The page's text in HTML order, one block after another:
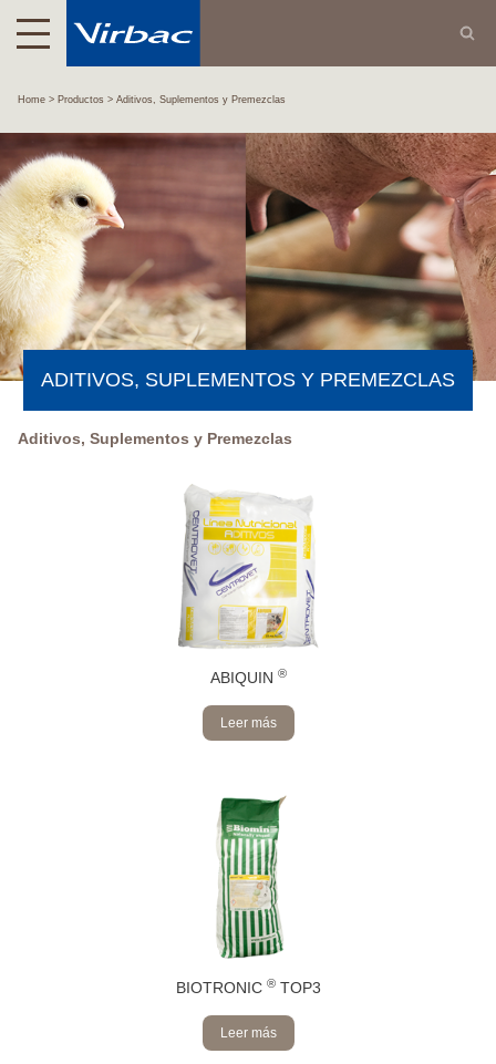
Home Productos Aditivos, Suplementos y Premezclas
ADITIVOS, SUPLEMENTOS Y PREMEZCLAS
Aditivos, Suplementos y Premezclas
ABIQUIN ®
Leer más
BIOTRONIC ®TOP3
Leer más